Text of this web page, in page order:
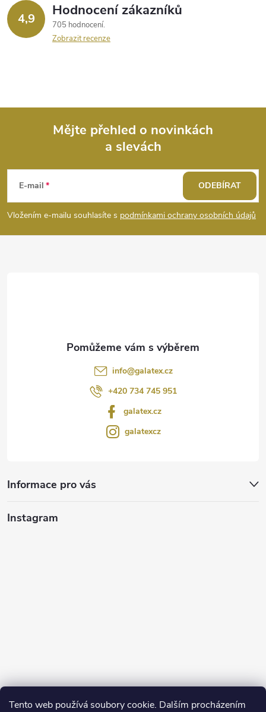
Tento web používá soubory cookie. Dalším procházením
4,9 Hodnocení zákazníků
705 hodnocení
Zobrazit recenze
p
a
Mějte přehled o novinkách
a slevách
E-mail
Vložením e-mailu souhlasíte s podmínkami ochrany osobních údajů
ODEBÍRAT
info@galatex.cz
+420 734 745 951
galatex.cz
galatexcz
Informace pro vás
Instagram